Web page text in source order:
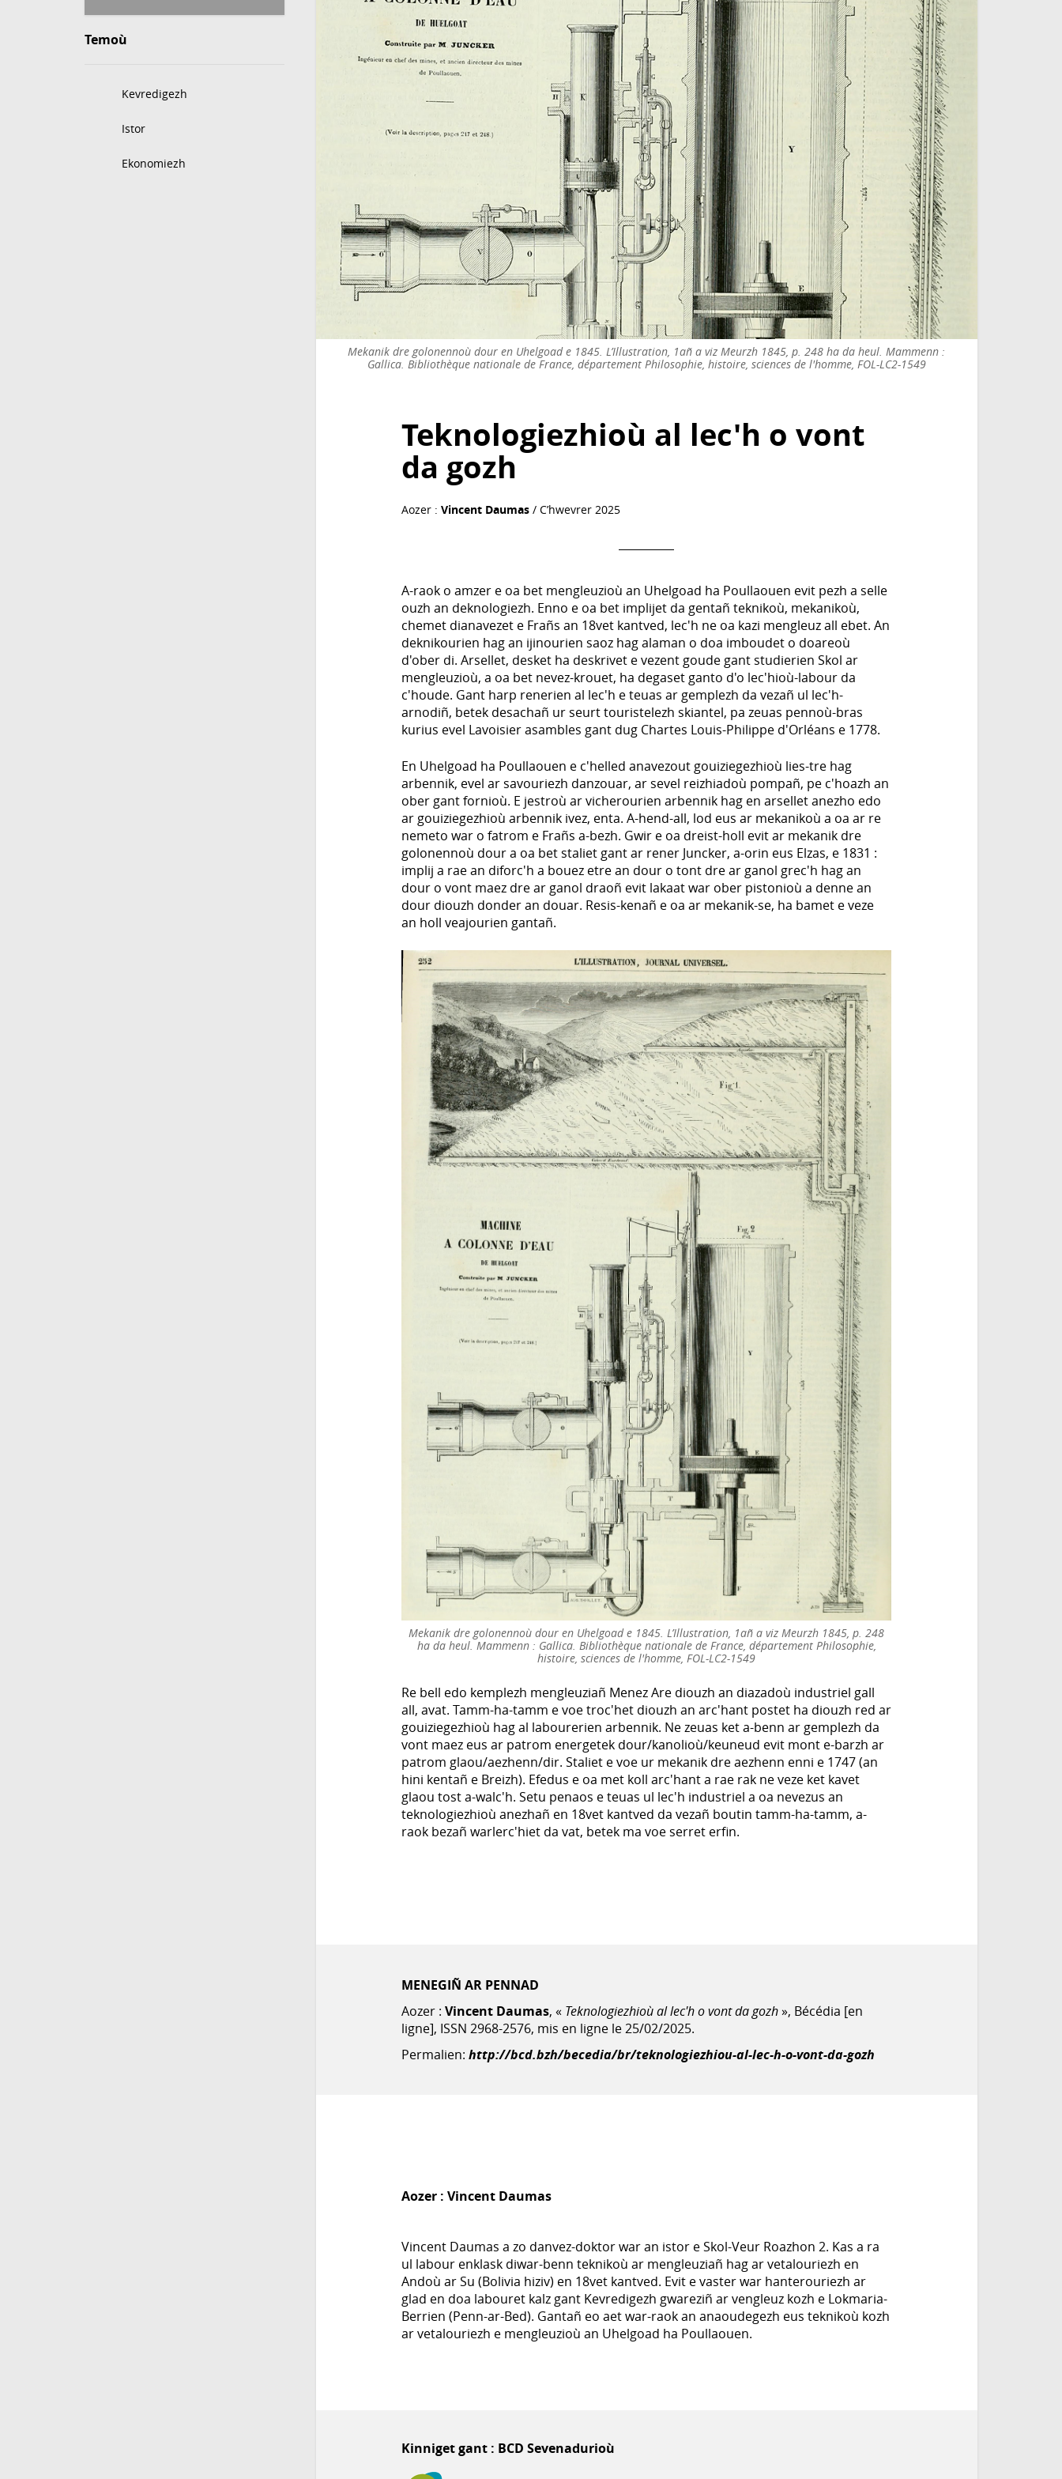
Temoù
Kevredigezh
Istor
Ekonomiezh
Mekanik dre golonennoù dour en Uhelgoad e 1845. L’Illustration, 1añ a viz Meurzh 1845, p. 248 ha da heul. Mammenn :
Gallica. Bibliothèque nationale de France, département Philosophie, histoire, sciences de l'homme, FOL-LC2-1549
Teknologiezhioù al lec'h o vont
da gozh
Aozer :Vincent Daumas / C’hwevrer 2025
A-raok o amzer e oa bet mengleuzioù an Uhelgoad ha Poullaouen evit pezh a selle
ouzh an deknologiezh. Enno e oa bet implijet da gentañ teknikoù, mekanikoù,
chemet dianavezet e Frañs an 18vet kantved, lec'h ne oa kazi mengleuz all ebet. An
deknikourien hag an ijinourien saoz hag alaman o doa imboudet o doareoù
d'ober di. Arsellet, desket ha deskrivet e vezent goude gant studierien Skol ar
mengleuzioù, a oa bet nevez-krouet, ha degaset ganto d'o lec'hioù-labour da
c'houde. Gant harp renerien al lec'h e teuas ar gemplezh da vezañ ul lec'h-
arnodiñ, betek desachañ ur seurt touristelezh skiantel, pa zeuas pennoù-bras
kurius evel Lavoisier asambles gant dug Chartes Louis-Philippe d'Orléans e 1778.
En Uhelgoad ha Poullaouen e c'helled anavezout gouiziegezhioù lies-tre hag
arbennik, evel ar savouriezh danzouar, ar sevel reizhiadoù pompañ, pe c'hoazh an
ober gant fornioù. E jestroù ar vicherourien arbennik hag en arsellet anezho edo
ar gouiziegezhioù arbennik ivez, enta. A-hend-all, lod eus ar mekanikoù a oa ar re
nemeto war o fatrom e Frañs a-bezh. Gwir e oa dreist-holl evit ar mekanik dre
golonennoù dour a oa bet staliet gant ar rener Juncker, a-orin eus Elzas, e 1831 :
implij a rae an diforc'h a bouez etre an dour o tont dre ar ganol grec'h hag an
dour o vont maez dre ar ganol draoñ evit lakaat war ober pistonioù a denne an
dour diouzh donder an douar. Resis-kenañ e oa ar mekanik-se, ha bamet e veze
an holl veajourien gantañ.
Mekanik dre golonennoù dour en Uhelgoad e 1845. L’Illustration, 1añ a viz Meurzh 1845, p. 248
ha da heul. Mammenn : Gallica. Bibliothèque nationale de France, département Philosophie,
histoire, sciences de l'homme, FOL-LC2-1549
Re bell edo kemplezh mengleuziañ Menez Are diouzh an diazadoù industriel gall
all, avat. Tamm-ha-tamm e voe troc'het diouzh an arc'hant postet ha diouzh red ar
gouiziegezhioù hag al labourerien arbennik. Ne zeuas ket a-benn ar gemplezh da
vont maez eus ar patrom energetek dour/kanolioù/keuneud evit mont e-barzh ar
patrom glaou/aezhenn/dir. Staliet e voe ur mekanik dre aezhenn enni e 1747 (an
hini kentañ e Breizh). Efedus e oa met koll arc'hant a rae rak ne veze ket kavet
glaou tost a-walc'h. Setu penaos e teuas ul lec'h industriel a oa nevezus an
teknologiezhioù anezhañ en 18vet kantved da vezañ boutin tamm-ha-tamm, a-
raok bezañ warlerc'hiet da vat, betek ma voe serret erfin.
MENEGIÑ AR PENNAD
Aozer :Vincent Daumas, « Teknologiezhioù al lec'h o vont da gozh», Bécédia [en
ligne], ISSN 2968-2576, mis en ligne le 25/02/2025.
Permalien:http://bcd.bzh/becedia/br/teknologiezhiou-al-lec-h-o-vont-da-gozh
Aozer :Vincent Daumas
Vincent Daumas a zo danvez-doktor war an istor e Skol-Veur Roazhon 2. Kas a ra
ul labour enklask diwar-benn teknikoù ar mengleuziañ hag ar vetalouriezh en
Andoù ar Su (Bolivia hiziv) en 18vet kantved. Evit e vaster war hanterouriezh ar
glad en doa labouret kalz gant Kevredigezh gwareziñ ar vengleuz kozh e Lokmaria-
Berrien (Penn-ar-Bed). Gantañ eo aet war-raok an anaoudegezh eus teknikoù kozh
ar vetalouriezh e mengleuzioù an Uhelgoad ha Poullaouen.
Kinniget gant : BCD Sevenadurioù